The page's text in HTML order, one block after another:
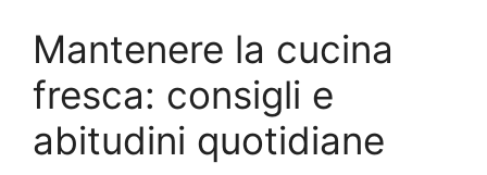
Mantenere la cucina
fresca: consigli e
abitudini quotidiane